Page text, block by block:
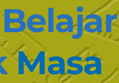
Masa